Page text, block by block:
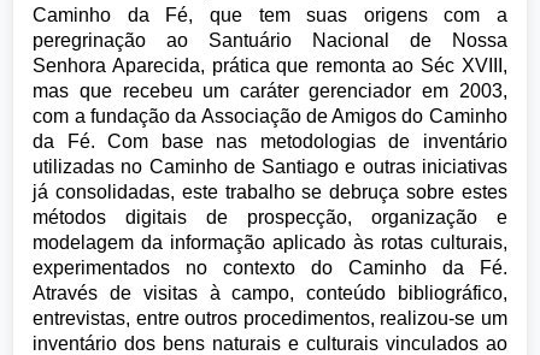
Caminho da Fé, que tem suas origens com a
peregrinação ao Santuário Nacional de Nossa
Senhora Aparecida, prática que remonta ao Séc XVIII,
mas que recebeu um caráter gerenciador em 2003,
com a fundação da Associação de Amigos do Caminho
da Fé. Com base nas metodologias de inventário
utilizadas no Caminho de Santiago e outras iniciativas
já consolidadas, este trabalho se debruça sobre estes
métodos digitais de prospecção, organização e
modelagem da informação aplicado às rotas culturais,
experimentados no contexto do Caminho da Fé.
Através de visitas à campo, conteúdo bibliográfico,
entrevistas, entre outros procedimentos, realizou-se um
inventário dos bens naturais e culturais vinculados ao